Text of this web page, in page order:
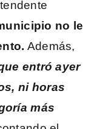
no le
Además,
entró ayer
ni horas
más